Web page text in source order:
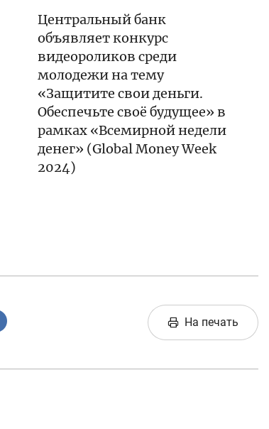
Центральный банк
объявляет конкурс
видеороликов среди
молодежи на тему
«Защитите свои деньги.
Обеспечьте своё будущее» в
рамках «Всемирной недели
денег» (Global Money Week
2024)
На печать